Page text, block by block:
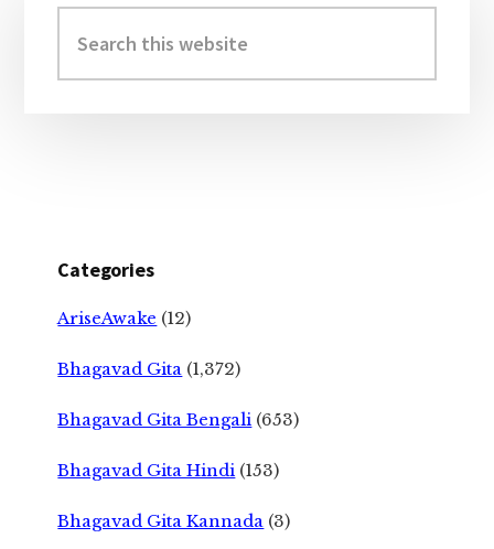
Sidebar
this
website
Categories
AriseAwake (12)
Bhagavad Gita (1,372)
Bhagavad Gita Bengali (653)
Bhagavad Gita Hindi (153)
Bhagavad Gita Kannada (3)